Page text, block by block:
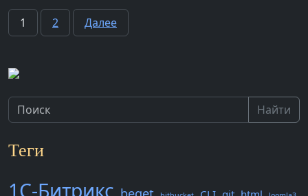
Пагинация
1 2 Далее
Найти
Теги
1С-Битрикс